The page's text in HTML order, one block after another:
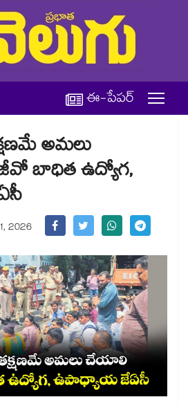
ఈ-పేపర్
అమలు
బాధిత ఉద్యోగ,
2026